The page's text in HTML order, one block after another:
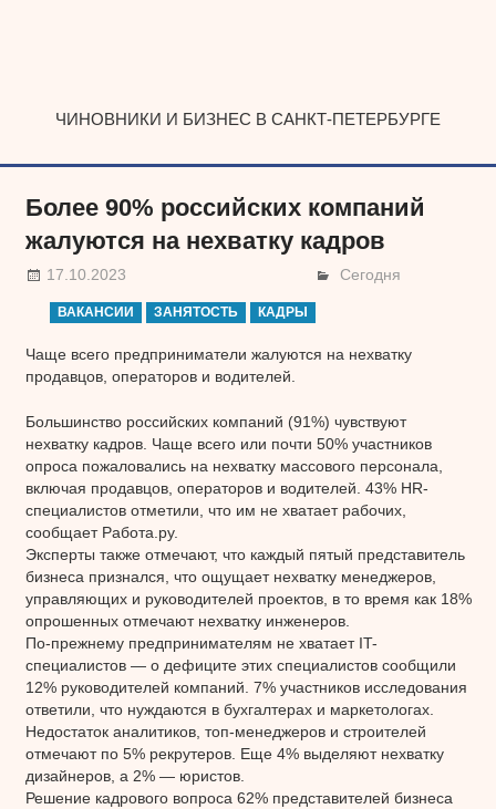
ЧИНОВНИКИ И БИЗНЕС В САНКТ-ПЕТЕРБУРГЕ
Более 90% российских компаний
жалуются на нехватку кадров
17.10.2023 Сегодня
ВАКАНСИИ ЗАНЯТОСТЬ КАДРЫ
Чаще всего предприниматели жалуются на нехватку
продавцов, операторов и водителей.
Большинство российских компаний (91%) чувствуют
нехватку кадров. Чаще всего или почти 50% участников
опроса пожаловались на нехватку массового персонала,
включая продавцов, операторов и водителей. 43% HR-
специалистов отметили, что им не хватает рабочих,
сообщает Работа.ру.
Эксперты также отмечают, что каждый пятый представитель
бизнеса признался, что ощущает нехватку менеджеров,
управляющих и руководителей проектов, в то время как 18%
опрошенных отмечают нехватку инженеров.
По-прежнему предпринимателям не хватает IT-
специалистов — о дефиците этих специалистов сообщили
12% руководителей компаний. 7% участников исследования
ответили, что нуждаются в бухгалтерах и маркетологах.
Недостаток аналитиков, топ-менеджеров и строителей
отмечают по 5% рекрутеров. Еще 4% выделяют нехватку
дизайнеров, а 2% — юристов.
Решение кадрового вопроса 62% представителей бизнеса